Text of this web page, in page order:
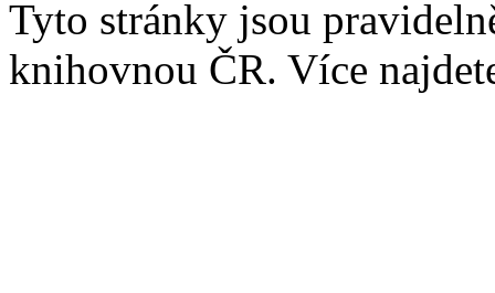
Tyto stránky jsou
knihovnou ČR. Více